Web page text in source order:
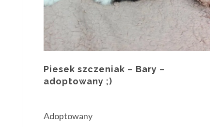
Piesek szczeniak – Bary –
adoptowany ;)
Adoptowany